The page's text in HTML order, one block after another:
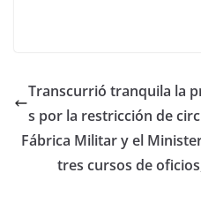
Transcurrió tranquila la
s por la restricción de
Fábrica Militar y el
tres cursos de